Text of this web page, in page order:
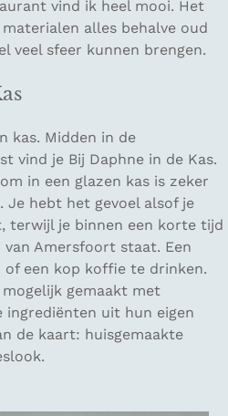
vind ik heel mooi. Het
alles behalve oud
veel sfeer kunnen brengen.
kas. Midden in de
vind je Bij Daphne in de Kas.
in een glazen kas is zeker
hebt het gevoel alsof je
terwijl je binnen een korte tijd
Amersfoort staat. Een
een kop koffie te drinken.
gemaakt met
ingrediënten uit hun eigen
de kaart: huisgemaakte